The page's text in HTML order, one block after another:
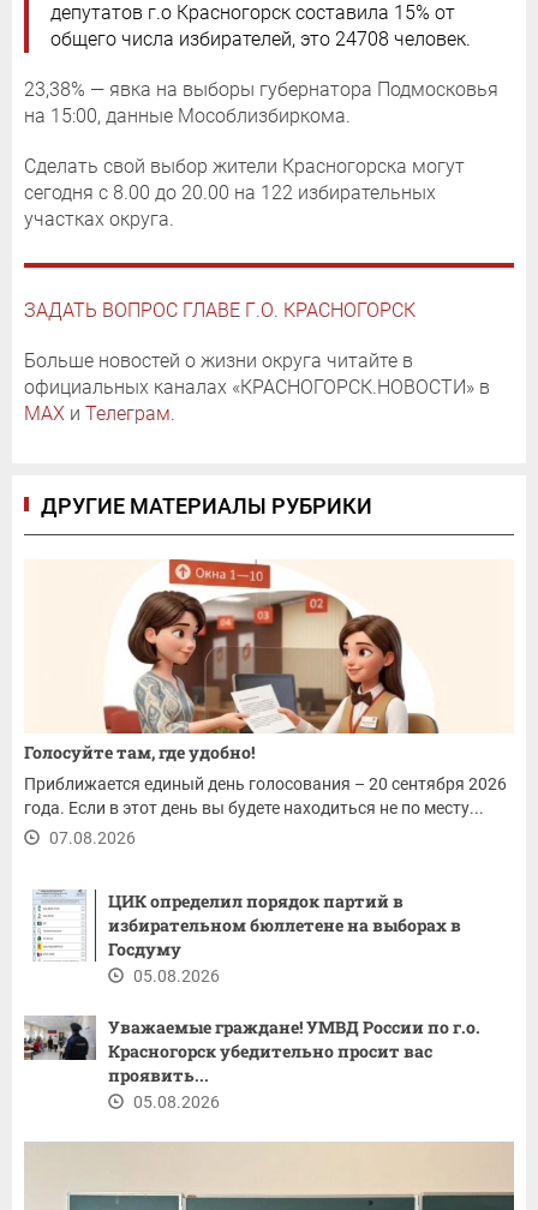
депутатов г.о Красногорск составила 15% от
общего числа избирателей, это 24708 человек.
23,38% — явка на выборы губернатора Подмосковья
на 15:00, данные Мособлизбиркома.
Сделать свой выбор жители Красногорска могут
сегодня с 8.00 до 20.00 на 122 избирательных
участках округа.
ЗАДАТЬ ВОПРОС ГЛАВЕ Г.О. КРАСНОГОРСК
Больше новостей о жизни округа читайте в
официальных каналах «КРАСНОГОРСК.НОВОСТИ» в
MAX и Телеграм.
ДРУГИЕ МАТЕРИАЛЫ РУБРИКИ
Голосуйте там, где удобно!
Приближается единый день голосования – 20 сентября 2026
года. Если в этот день вы будете находиться не по месту...
07.08.2026
ЦИК определил порядок партий в
избирательном бюллетене на выборах в
Госдуму
05.08.2026
Уважаемые граждане! ​УМВД России по г.о.
Красногорск убедительно просит вас
проявить...
05.08.2026